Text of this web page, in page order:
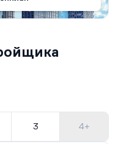
3 4+